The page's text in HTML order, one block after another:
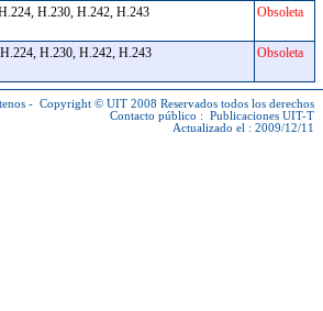
H.230, H.242, H.243 Obsoleta
H.230, H.242, H.243 Obsoleta
- Copyright © UIT 2008 Reservados todos los derechos
Contacto público : Publicaciones UIT-T
Actualizado el : 2009/12/11